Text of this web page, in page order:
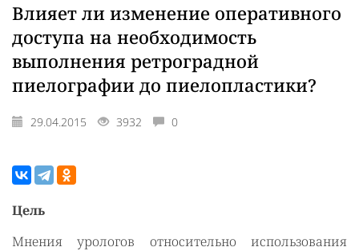
Влияет ли изменение оперативного
доступа на необходимость
выполнения ретроградной
пиелографии до пиелопластики?
29.04.2015 3932 0
Цель
Мнения урологов относительно использования